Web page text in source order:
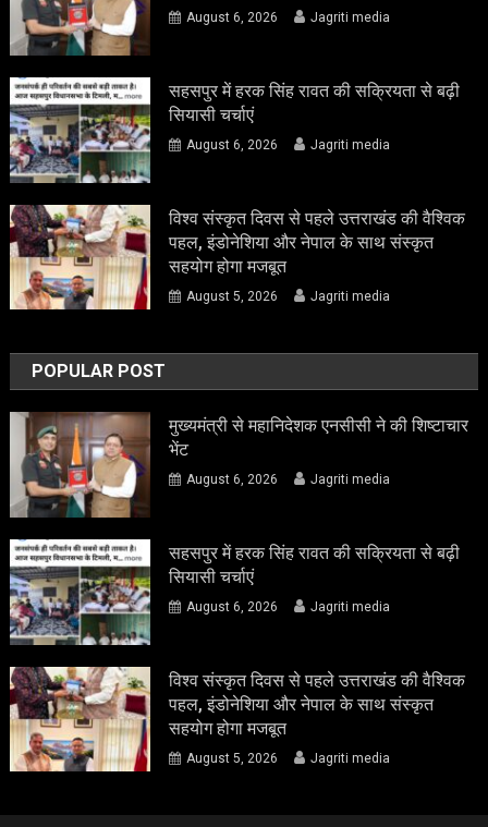
August 6, 2026 Jagriti media
सहसपुर में हरक सिंह रावत की सक्रियता से बढ़ी
सियासी चर्चाएं
August 6, 2026 Jagriti media
विश्व संस्कृत दिवस से पहले उत्तराखंड की वैश्विक
पहल, इंडोनेशिया और नेपाल के साथ संस्कृत
सहयोग होगा मजबूत
August 5, 2026 Jagriti media
POPULAR POST
मुख्यमंत्री से महानिदेशक एनसीसी ने की शिष्टाचार
भेंट
August 6, 2026 Jagriti media
सहसपुर में हरक सिंह रावत की सक्रियता से बढ़ी
सियासी चर्चाएं
August 6, 2026 Jagriti media
विश्व संस्कृत दिवस से पहले उत्तराखंड की वैश्विक
पहल, इंडोनेशिया और नेपाल के साथ संस्कृत
सहयोग होगा मजबूत
August 5, 2026 Jagriti media